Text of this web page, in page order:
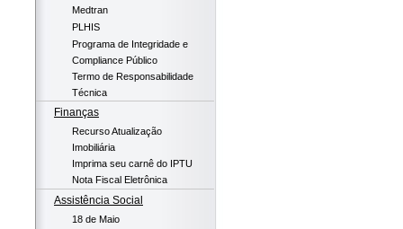
Medtran
PLHIS
Programa de Integridade e
Compliance Público
Termo de Responsabilidade
Técnica
Finanças
Recurso Atualização
Imobiliária
Imprima seu carnê do IPTU
Nota Fiscal Eletrônica
Assistência Social
18 de Maio